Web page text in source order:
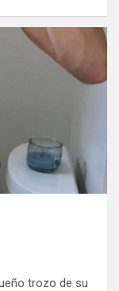
trozo de su